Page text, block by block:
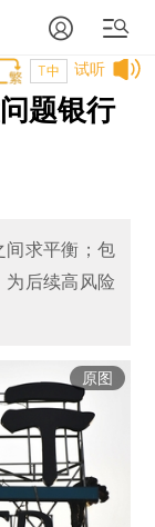
试听
T中
题银行
间求平衡；包
后续高风险
原图